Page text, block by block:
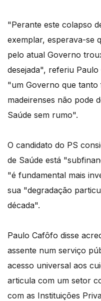
"Perante este colapso
exemplar, esperava-se
pelo atual Governo
desejada", referiu
"um Governo que tanto
madeirenses não pode
Saúde sem rumo".
O candidato do PS
de Saúde está
"é fundamental mais
sua "degradação
década".
Paulo Cafôfo disse
assente num serviço
acesso universal aos
articula com um setor
com as Instituições